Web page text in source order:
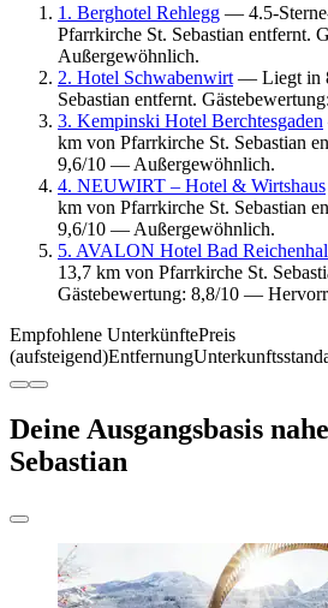
1. Berghotel Rehlegg — 4.5-
Pfarrkirche St. Sebastian entfernt.
Außergewöhnlich.
2. Hotel Schwabenwirt — Liegt in
Sebastian entfernt.
3. Kempinski Hotel Berchtesgaden
km von Pfarrkirche St. Sebastian
9,6/10 — Außergewöhnlich.
4. NEUWIRT – Hotel & Wirtshaus
km von Pfarrkirche St. Sebastian
9,6/10 — Außergewöhnlich.
5. AVALON Hotel Bad
13,7 km von Pfarrkirche St.
Gästebewertung: 8,8/10 —
Empfohlene UnterkünftePreis
(aufsteigend)Entfernung
Deine Ausgangsbasis
Sebastian